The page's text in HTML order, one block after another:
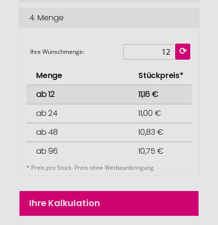
4. Menge
Ihre Wunschmenge:
Menge
Stückpreis*
ab 12
11,16 €
ab 24
11,00 €
ab 48
10,83 €
ab 96
10,75 €
* Preis pro Stück. Preis ohne Werbeanbringung
Ihre Kalkulation